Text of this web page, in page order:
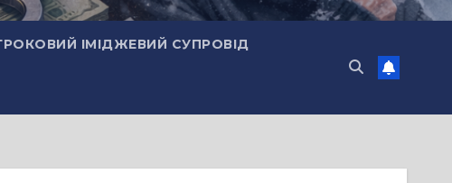
ІМІДЖЕВИЙ СУПРОВІД